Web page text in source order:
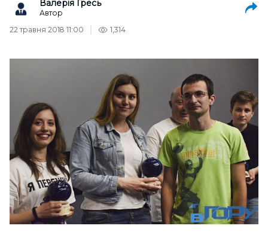
Валерія Гресь
Автор
22 травня 2018 11:00
1,314